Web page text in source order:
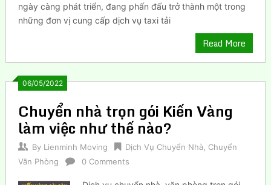
ngày càng phát triển, đang phấn đấu trở thành một trong
những đơn vị cung cấp dịch vụ taxi tải
Read More
06/05/2022
Chuyển nhà trọn gói Kiến Vàng
làm việc như thế nào?
By Lienminh Moving Dịch Vụ Chuyển Nhà, Chuyển
Văn Phòng
0 Comments